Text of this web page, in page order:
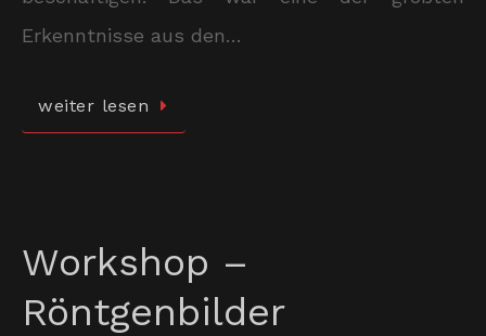
Erkenntnisse aus den…
weiter lesen
Workshop –
Röntgenbilder